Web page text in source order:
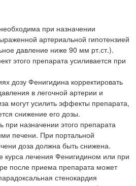
при назначении
артериальной гипотензией
давление ниже 90 мм рт.ст.).
этого препарата усиливается при
дозу Фенигидина корректировать
в легочной артерии и
могут усилить эффекты препарата,
снижение его дозы.
при назначении этого препарата
печени. При портальной
доза должна быть снижена.
курса лечения Фенигидином или при
после приема препарата может
стенокардия